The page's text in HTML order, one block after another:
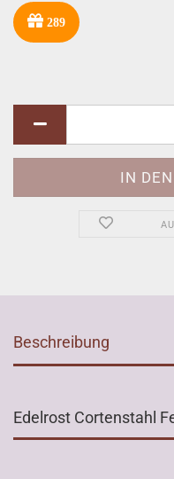
289
Beschreibung
Edelrost Cortenstahl